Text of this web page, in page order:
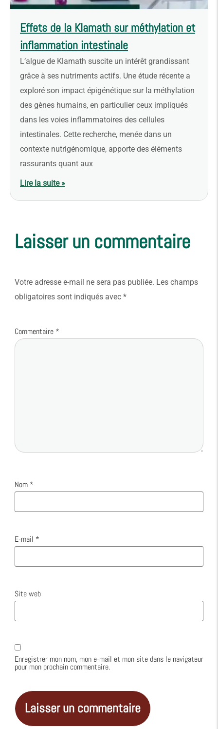
Effets de la Klamath sur méthylation et
inflammation intestinale
L’algue de Klamath suscite un intérêt grandissant
grâce à ses nutriments actifs. Une étude récente a
exploré son impact épigénétique sur la méthylation
des gènes humains, en particulier ceux impliqués
dans les voies inflammatoires des cellules
intestinales. Cette recherche, menée dans un
contexte nutrigénomique, apporte des éléments
rassurants quant aux
Lire la suite »
Laisser un commentaire
Votre adresse e-mail ne sera pas publiée. Les champs
obligatoires sont indiqués avec *
Commentaire *
Nom *
E-mail *
Site web
Enregistrer mon nom, mon e-mail et mon site dans le navigateur
pour mon prochain commentaire.